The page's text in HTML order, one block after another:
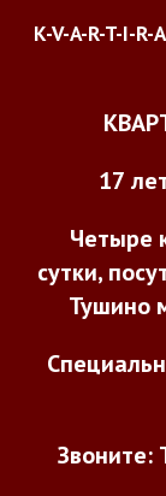
Skip to main
K-V-A-R-T-I-R-
17
Четыре
сутки,
Тушино
Звоните: